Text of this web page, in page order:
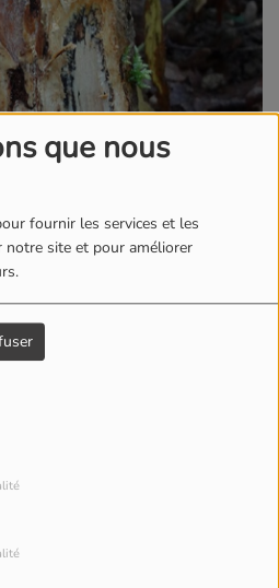
que nous
fournir les services et les
site et pour améliorer
de la vallée du Louron
consacré au frêne, arbre